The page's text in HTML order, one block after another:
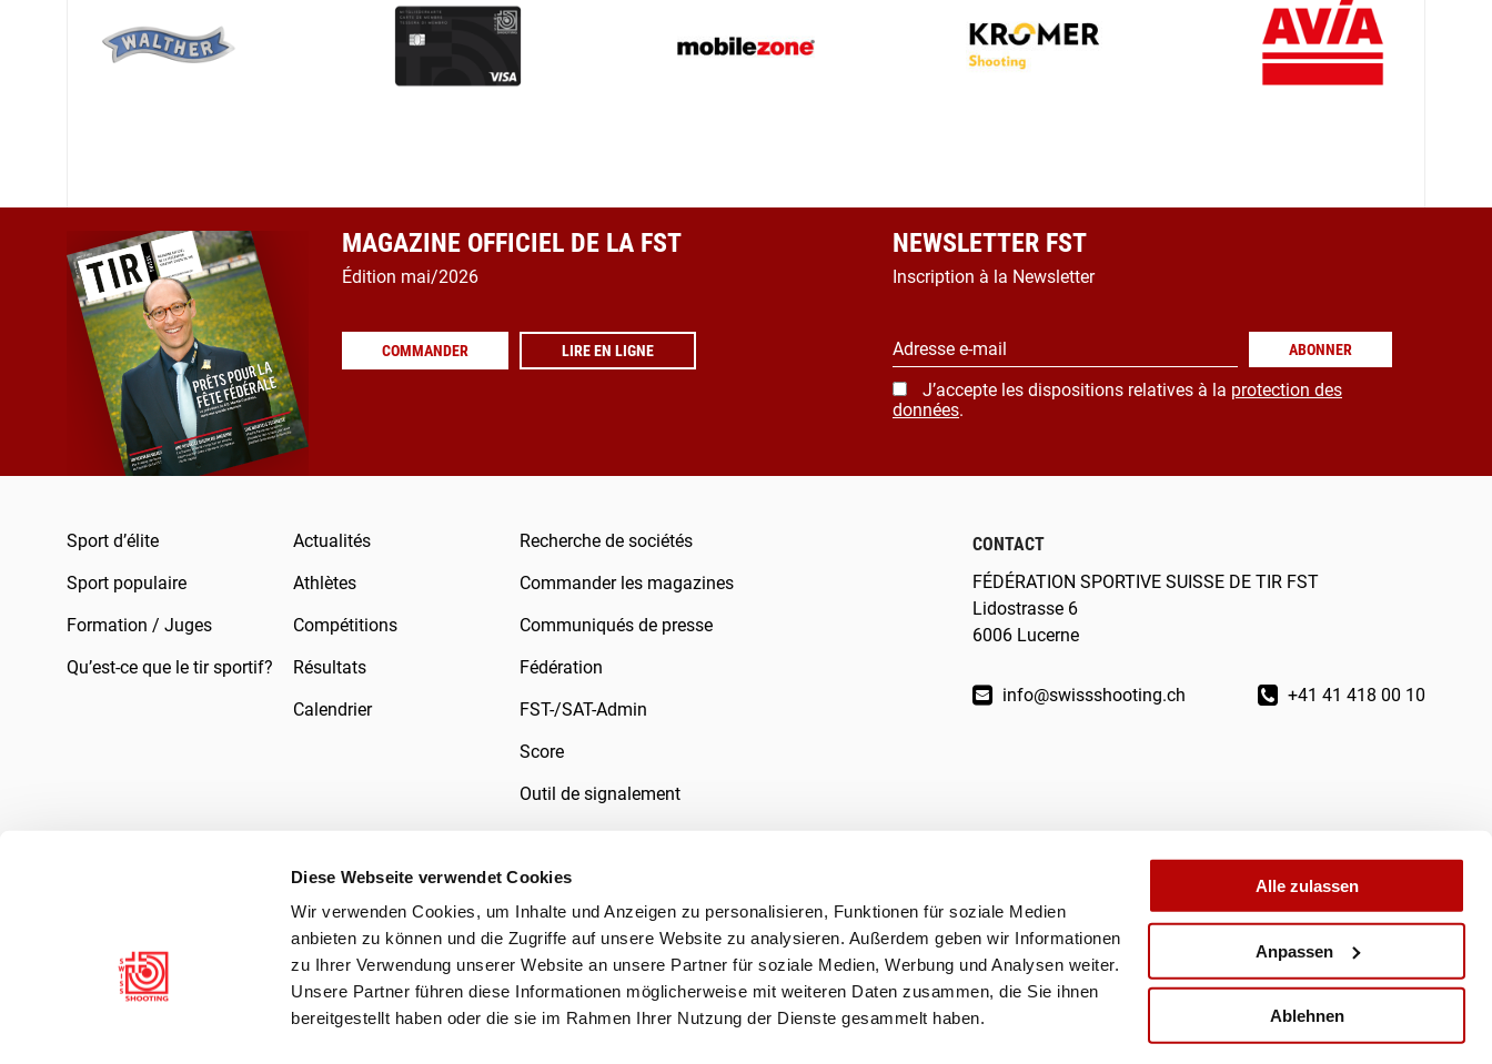
Diese Webseite verwendet Cookies
Wir verwenden Cookies, um Inhalte und Anzeigen zu personalisieren, Funktionen für soziale Medien
anbieten zu können und die Zugriffe auf unsere Website zu analysieren. Außerdem geben wir Informationen
zu Ihrer Verwendung unserer Website an unsere Partner für soziale Medien, Werbung und Analysen weiter.
Unsere Partner führen diese Informationen möglicherweise mit weiteren Daten zusammen, die Sie ihnen
bereitgestellt haben oder die sie im Rahmen Ihrer Nutzung der Dienste gesammelt haben.
Alle zulassen
Anpassen
Ablehnen
MAGAZINE OFFICIEL DE LA FST
Édition mai/2026
COMMANDER LIRE EN LIGNE
NEWSLETTER FST
Inscription à la Newsletter
Adresse e-mail ABONNER
J’accepte les dispositions relatives à la protection des
données.
Sport d’élite
Sport populaire
Formation / Juges
Qu’est-ce que le tir sportif?
Actualités
Athlètes
Compétitions
Résultats
Calendrier
Recherche de sociétés
Commander les magazines
Communiqués de presse
Fédération
FST-/SAT-Admin
Score
Outil de signalement
CONTACT
FÉDÉRATION SPORTIVE SUISSE DE TIR FST
Lidostrasse 6
6006 Lucerne
info@swissshooting.ch +41 41 418 00 10
Protection des données